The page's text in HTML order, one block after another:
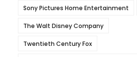
Sony Pictures Home Entertainment
The Walt Disney Company
Twentieth Century Fox